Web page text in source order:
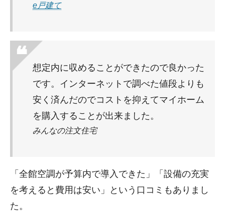
e戸建て
想定内に収めることができたので良かった
です。インターネットで調べた値段よりも
安く済んだのでコストを抑えてマイホーム
を購入することが出来ました。
みんなの注文住宅
「全館空調が予算内で導入できた」「設備の充実
を考えると費用は安い」という口コミもありまし
た。